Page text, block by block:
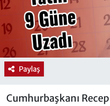
Paylaş
Cumhurbaşkanı